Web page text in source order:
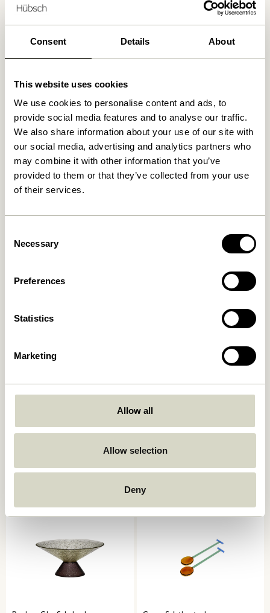
Consent Details About
This website uses cookies
We use cookies to personalise content and ads, to
provide social media features and to analyse our traffic.
We also share information about your use of our site with
our social media, advertising and analytics partners who
may combine it with other information that you’ve
provided to them or that they’ve collected from your use
of their services.
Selection
Necessary
Preferences
Statistics
Marketing
Allow all
Allow selection
Deny
Kostenlose Lieferung über
199,00kr.
Rotbraun
Amare Schalen Multifarben
169,00kr.